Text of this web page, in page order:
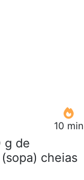
10 min
g de
cheias